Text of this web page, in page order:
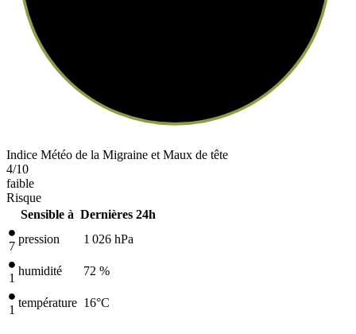
Indice Météo de la Migraine et Maux de tête
4/10
faible
Risque
Sensible à Dernières 24h
7
pression 1 026 hPa
1
humidité 72 %
1
température 16°C